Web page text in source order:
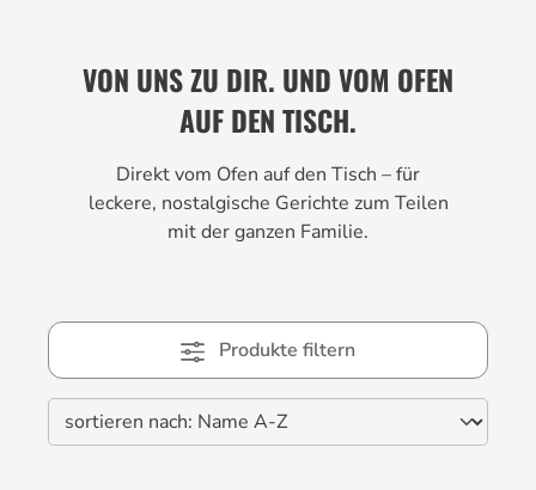
VON UNS ZU DIR. UND VOM OFEN
AUF DEN TISCH.
Direkt vom Ofen auf den Tisch – für
leckere, nostalgische Gerichte zum Teilen
mit der ganzen Familie.
Produkte filtern